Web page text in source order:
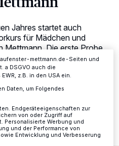
Jahres startet auch
für Mädchen und
Mettmann. Die erste Probe
15. Januar statt.
so relevant für Sie. Sie können
Rand der Webseite klicken.
unseres Website. Weitere
Datenschutzerklärung.
mettmann.de-Seiten und
a DSGVO auch die
z.B. in den USA ein.
Daten, um Folgendes
Endgeräteeigenschaften zur
von oder Zugriff auf
Personalisierte Werbung und
und der Performance von
Entwicklung und Verbesserung